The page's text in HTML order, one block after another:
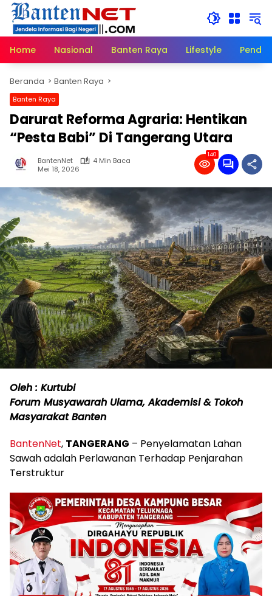
Langsung
konten
Home
Nasional Banten Raya Lifestyle
Beranda Banten Raya
Banten Raya
Darurat Reforma Agraria: Hentikan
“Pesta Babi” Di Tangerang Utara
BantenNet
4 Min Baca
Mei 18, 2026
140
Oleh : Kurtubi
Forum Musyawarah Ulama, Akademisi & Tokoh
Masyarakat Banten
BantenNet, TANGERANG – Penyelamatan Lahan
Sawah adalah Perlawanan Terhadap Penjarahan
Terstruktur